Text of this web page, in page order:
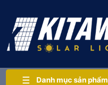
Danh mục sản phẩm